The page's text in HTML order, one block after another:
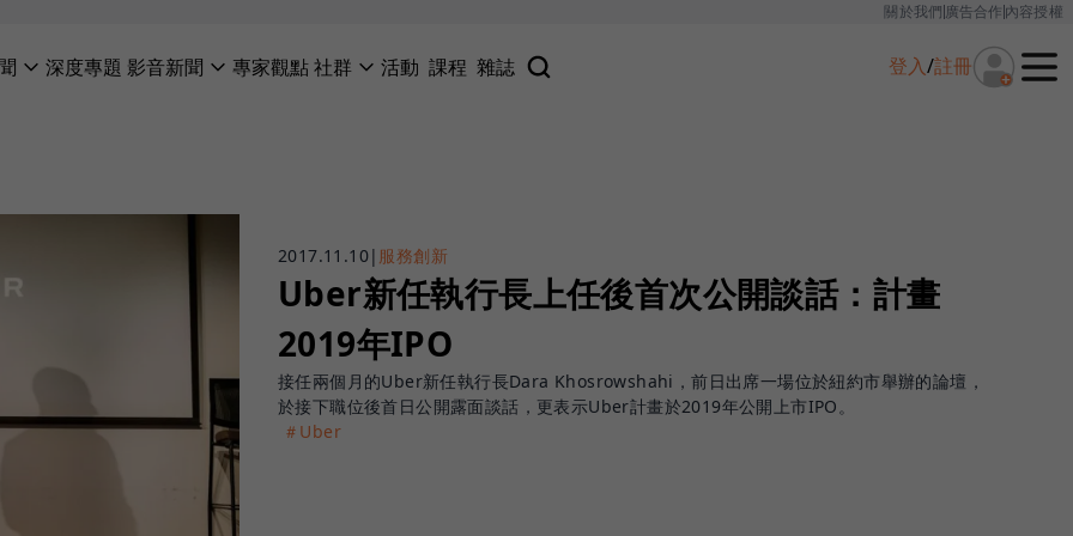
關於我們廣告合作內容授權
深度專題 影音新聞 專家觀點社群 活動 課程 雜誌 登入/註冊
2017.11.10| 服務創新
Uber新任執行長上任後首次公開談話：計畫
2019年IPO
接任兩個月的Uber新任執行長Dara Khosrowshahi，前日出席一場位於紐約市舉辦的論壇，
於接下職位後首日公開露面談話，更表示Uber計畫於2019年公開上市IPO。
＃Uber